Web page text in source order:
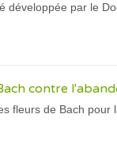
par le
contre
fleurs de Bach